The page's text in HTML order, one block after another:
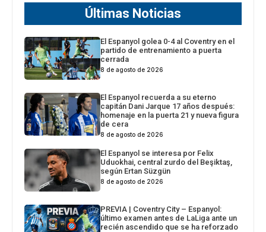
Últimas Noticias
El Espanyol golea 0-4 al Coventry en el
partido de entrenamiento a puerta
cerrada
8 de agosto de 2026
El Espanyol recuerda a su eterno
capitán Dani Jarque 17 años después:
homenaje en la puerta 21 y nueva figura
de cera
8 de agosto de 2026
El Espanyol se interesa por Felix
Uduokhai, central zurdo del Beşiktaş,
según Ertan Süzgün
8 de agosto de 2026
PREVIA | Coventry City – Espanyol:
último examen antes de LaLiga ante un
recién ascendido que se ha reforzado